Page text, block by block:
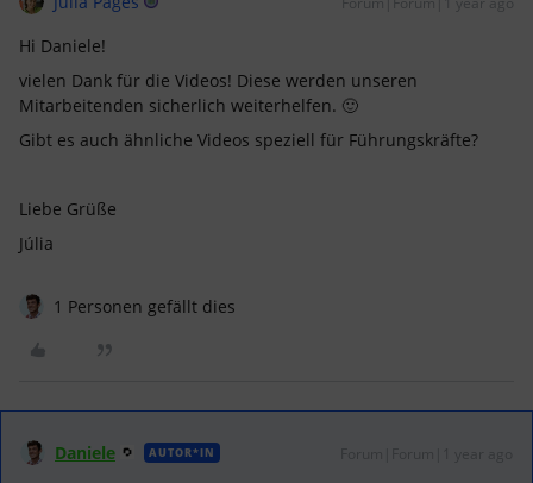
Hi Daniele!
vielen Dank für die Videos! Diese werden unseren
Mitarbeitenden sicherlich weiterhelfen. 🙂
Gibt es auch ähnliche Videos speziell für Führungskräfte?
Liebe Grüße
Júlia
1 Personen gefällt dies
Daniele AUTOR*IN